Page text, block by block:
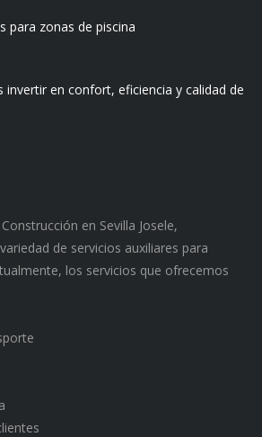
para zonas de piscina
invertir en confort, eficiencia y calidad de
en Sevilla Josele,
de servicios auxiliares para
los servicios que ofrecemos